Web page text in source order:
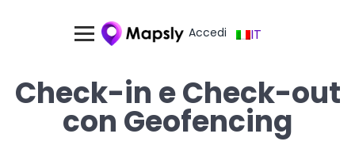
Accedi IT
Check-in e Check-out
con Geofencing